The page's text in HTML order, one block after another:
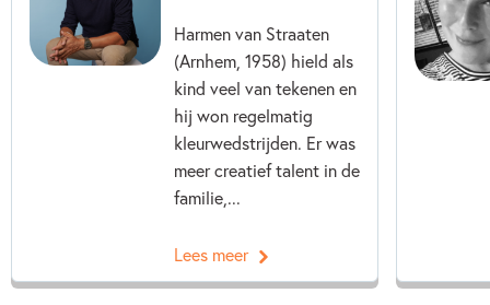
Harmen van Straaten
(Arnhem, 1958) hield als
kind veel van tekenen en
hij won regelmatig
kleurwedstrijden. Er was
meer creatief talent in de
familie,...
Lees meer